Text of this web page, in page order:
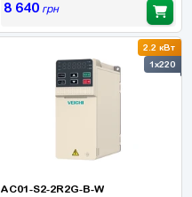
8 640грн
2.2 кВт
1x220
AC01-S2-2R2G-B-W